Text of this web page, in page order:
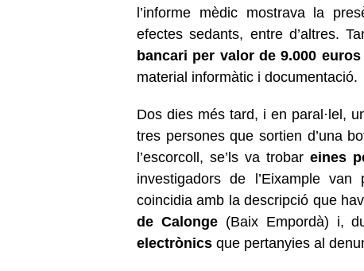
l’informe mèdic mostrava la
efectes sedants, entre d’altres.
bancari per valor de 9.000 euros
material informàtic i documentació.
Dos dies més tard, i en paral·lel,
tres persones que sortien d’una
l’escorcoll, se’ls va trobar eines
investigadors de l’Eixample
coincidia amb la descripció que
de Calonge(Baix Empordà) i,
electrònics que pertanyies al